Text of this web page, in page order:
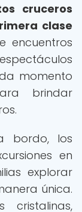
cruceros
clase
encuentros
momento
brindar
bordo, los
en
explorar
única.